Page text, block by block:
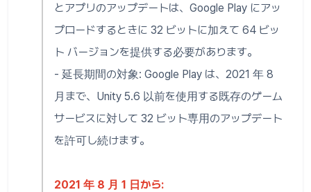
とアプリのアップデートは、Google Play にアッ
プロードするときに 32 ビットに加えて 64 ビッ
ト バージョンを提供する必要があります。
- 延長期間の対象: Google Play は、2021 年 8
月まで、Unity 5.6 以前を使用する既存のゲーム
サービスに対して 32 ビット専用のアップデート
を許可し続けます。
2021 年 8 月 1 日から: